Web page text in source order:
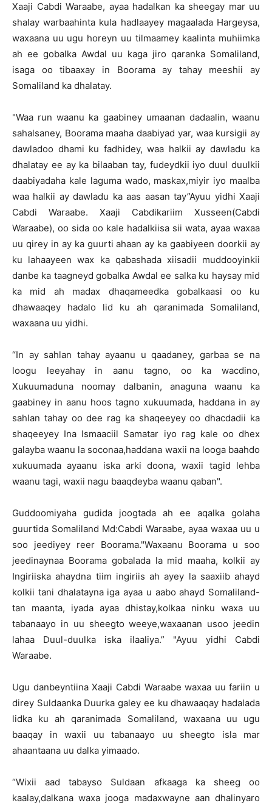
Xaaji Cabdi Waraabe, ayaa hadalkan ka sheegay mar uu
shalay warbaahinta kula hadlaayey magaalada Hargeysa,
waxaana uu ugu horeyn uu tilmaamey kaalinta muhiimka
ah ee gobalka Awdal uu kaga jiro qaranka Somaliland,
isaga oo tibaaxay in Boorama ay tahay meeshii ay
Somaliland ka dhalatay.
"Waa run waanu ka gaabiney umaanan dadaalin, waanu
sahalsaney, Boorama maaha daabiyad yar, waa kursigii ay
dawladoo dhami ku fadhidey, waa halkii ay dawladu ka
dhalatay ee ay ka bilaaban tay, fudeydkii iyo duul duulkii
daabiyadaha kale laguma wado, maskax,miyir iyo maalba
waa halkii ay dawladu ka aas aasan tay”Ayuu yidhi Xaaji
Cabdi Waraabe. Xaaji Cabdikariim Xusseen(Cabdi
Waraabe), oo sida oo kale hadalkiisa sii wata, ayaa waxaa
uu qirey in ay ka guurti ahaan ay ka gaabiyeen doorkii ay
ku lahaayeen wax ka qabashada xiisadii muddooyinkii
danbe ka taagneyd gobalka Awdal ee salka ku haysay mid
ka mid ah madax dhaqameedka gobalkaasi oo ku
dhawaaqey hadalo lid ku ah qaranimada Somaliland,
waxaana uu yidhi.
“In ay sahlan tahay ayaanu u qaadaney, garbaa se na
loogu leeyahay in aanu tagno, oo ka wacdino,
Xukuumaduna noomay dalbanin, anaguna waanu ka
gaabiney in aanu hoos tagno xukuumada, haddana in ay
sahlan tahay oo dee rag ka shaqeeyey oo dhacdadii ka
shaqeeyey Ina Ismaaciil Samatar iyo rag kale oo dhex
galayba waanu la soconaa,haddana waxii na looga baahdo
xukuumada ayaanu iska arki doona, waxii tagid lehba
waanu tagi, waxii nagu baaqdeyba waanu qaban".
Guddoomiyaha gudida joogtada ah ee aqalka golaha
guurtida Somaliland Md:Cabdi Waraabe, ayaa waxaa uu u
soo jeediyey reer Boorama."Waxaanu Boorama u soo
jeedinaynaa Boorama gobalada la mid maaha, kolkii ay
Ingiriiska ahaydna tiim ingiriis ah ayey la saaxiib ahayd
kolkii tani dhalatayna iga ayaa u aabo ahayd Somaliland-
tan maanta, iyada ayaa dhistay,kolkaa ninku waxa uu
tabanaayo in uu sheegto weeye,waxaanan usoo jeedin
lahaa Duul-duulka iska ilaaliya.” "Ayuu yidhi Cabdi
Waraabe.
Ugu danbeyntiina Xaaji Cabdi Waraabe waxaa uu fariin u
direy Suldaanka Duurka galey ee ku dhawaaqay hadalada
lidka ku ah qaranimada Somaliland, waxaana uu ugu
baaqay in waxii uu tabanaayo uu sheegto isla mar
ahaantaana uu dalka yimaado.
“Wixii aad tabayso Suldaan afkaaga ka sheeg oo
kaalay,dalkana waxa jooga madaxwayne aan dhalinyaro